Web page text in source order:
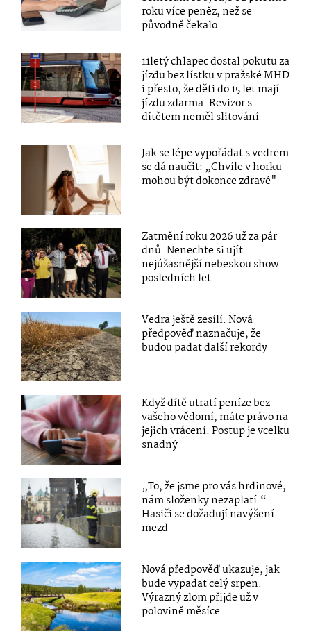
roku více peněz, než se
původně čekalo
11letý chlapec dostal pokutu za
jízdu bez lístku v pražské MHD
i přesto, že děti do 15 let mají
jízdu zdarma. Revizor s
dítětem neměl slitování
Jak se lépe vypořádat s vedrem
se dá naučit: „Chvíle v horku
mohou být dokonce zdravé"
Zatmění roku 2026 už za pár
dnů: Nenechte si ujít
nejúžasnější nebeskou show
posledních let
Vedra ještě zesílí. Nová
předpověď naznačuje, že
budou padat další rekordy
Když dítě utratí peníze bez
vašeho vědomí, máte právo na
jejich vrácení. Postup je vcelku
snadný
„To, že jsme pro vás hrdinové,
nám složenky nezaplatí.“
Hasiči se dožadují navýšení
mezd
Nová předpověď ukazuje, jak
bude vypadat celý srpen.
Výrazný zlom přijde už v
polovině měsíce